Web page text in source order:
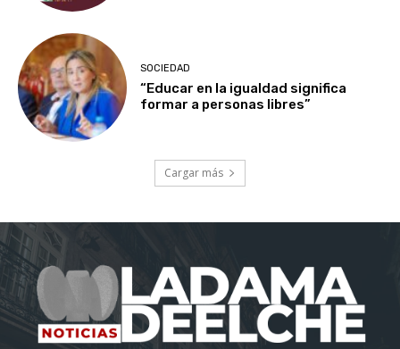
SOCIEDAD
“Educar en la igualdad significa
formar a personas libres”
Cargar más